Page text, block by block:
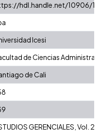
hdl.handle.net/10906/
Icesi
de Ciencias
de Cali
GERENCIALES, Vol.